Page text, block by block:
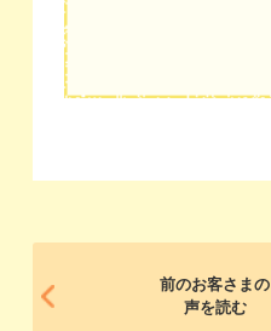
前のお客さまの
声を読む